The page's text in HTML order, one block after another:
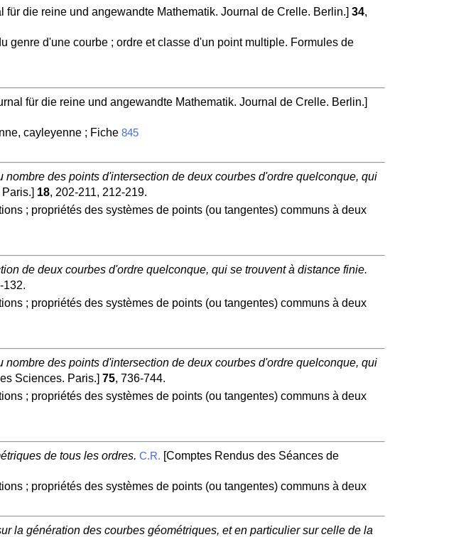
für die reine und angewandte Mathematik. Journal de Crelle. Berlin.] 34,
d'une courbe ; ordre et classe d'un point multiple. Formules de
für die reine und angewandte Mathematik. Journal de Crelle. Berlin.]
cayleyenne ; Fiche 845
des points d'intersection de deux courbes d'ordre quelconque, qui
18, 202-211, 212-219.
; propriétés des systèmes de points (ou tangentes) communs à deux
de deux courbes d'ordre quelconque, qui se trouvent à distance finie.
132.
; propriétés des systèmes de points (ou tangentes) communs à deux
des points d'intersection de deux courbes d'ordre quelconque, qui
Sciences. Paris.] 75, 736-744.
; propriétés des systèmes de points (ou tangentes) communs à deux
de tous les ordres. C.R. [Comptes Rendus des Séances de
; propriétés des systèmes de points (ou tangentes) communs à deux
la génération des courbes géométriques, et en particulier sur celle de la